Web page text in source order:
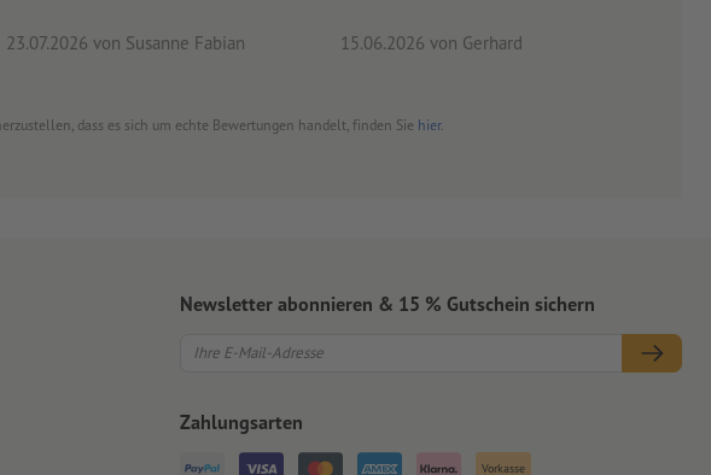
23.07.2026 von Susanne Fabian 15.06.2026 von Gerhard
dass es sich um echte Bewertungen handelt, finden Sie hier.
Newsletter abonnieren & 15 % Gutschein sichern
Zahlungsarten
Vorkasse